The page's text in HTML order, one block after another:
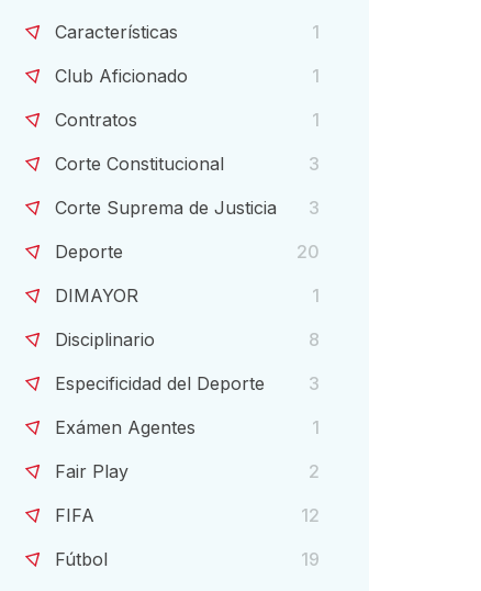
Características
1
Club Aficionado
1
Contratos
1
Corte Constitucional
3
Corte Suprema de Justicia
3
Deporte
20
DIMAYOR
1
Disciplinario
8
Especificidad del Deporte
3
Exámen Agentes
1
Fair Play
2
FIFA
12
Fútbol
19